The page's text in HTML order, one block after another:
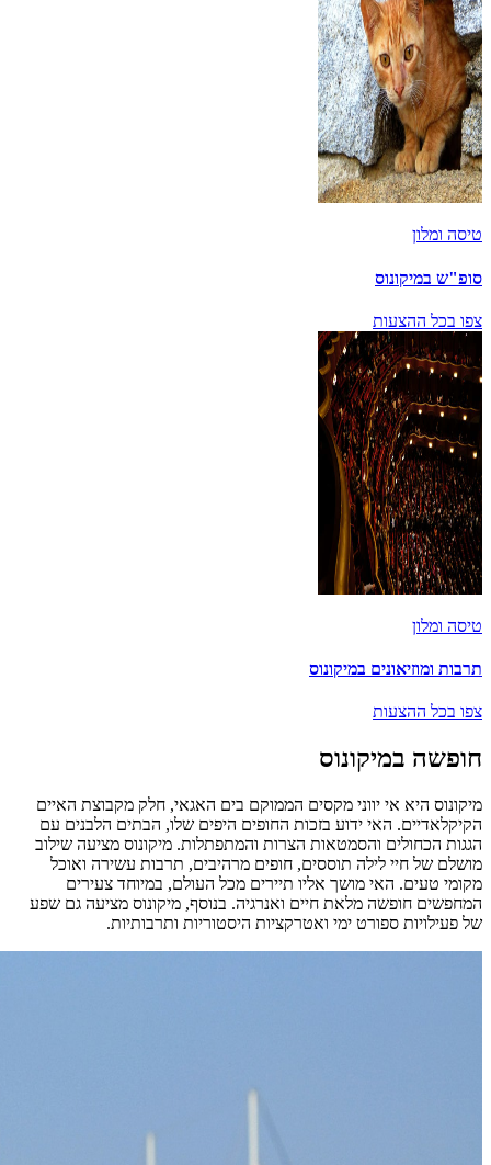
טיסה ומלון
סופ"ש במיקונוס
צפו בכל ההצעות
טיסה ומלון
תרבות ומוזיאונים במיקונוס
צפו בכל ההצעות
חופשה במיקונוס
מיקונוס היא אי יווני מקסים הממוקם בים האגאי, חלק מקבוצת האיים
הקיקלאדיים. האי ידוע בזכות החופים היפים שלו, הבתים הלבנים עם
הגגות הכחולים והסמטאות הצרות והמתפתלות. מיקונוס מציעה שילוב
מושלם של חיי לילה תוססים, חופים מרהיבים, תרבות עשירה ואוכל
מקומי טעים. האי מושך אליו תיירים מכל העולם, במיוחד צעירים
המחפשים חופשה מלאת חיים ואנרגיה. בנוסף, מיקונוס מציעה גם שפע
של פעילויות ספורט ימי ואטרקציות היסטוריות ותרבותיות.